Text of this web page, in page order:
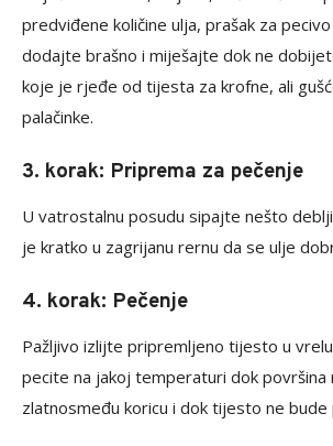
predviđene količine ulja, prašak za
dodajte brašno i miješajte dok ne
koje je rjeđe od tijesta za krofne, ali
palačinke.
3. korak: Priprema za pečenje
U vatrostalnu posudu sipajte nešto
je kratko u zagrijanu rernu da se ulje
4. korak: Pečenje
Pažljivo izlijte pripremljeno tijesto u
pecite na jakoj temperaturi dok površina
zlatnosmeđu koricu i dok tijesto ne